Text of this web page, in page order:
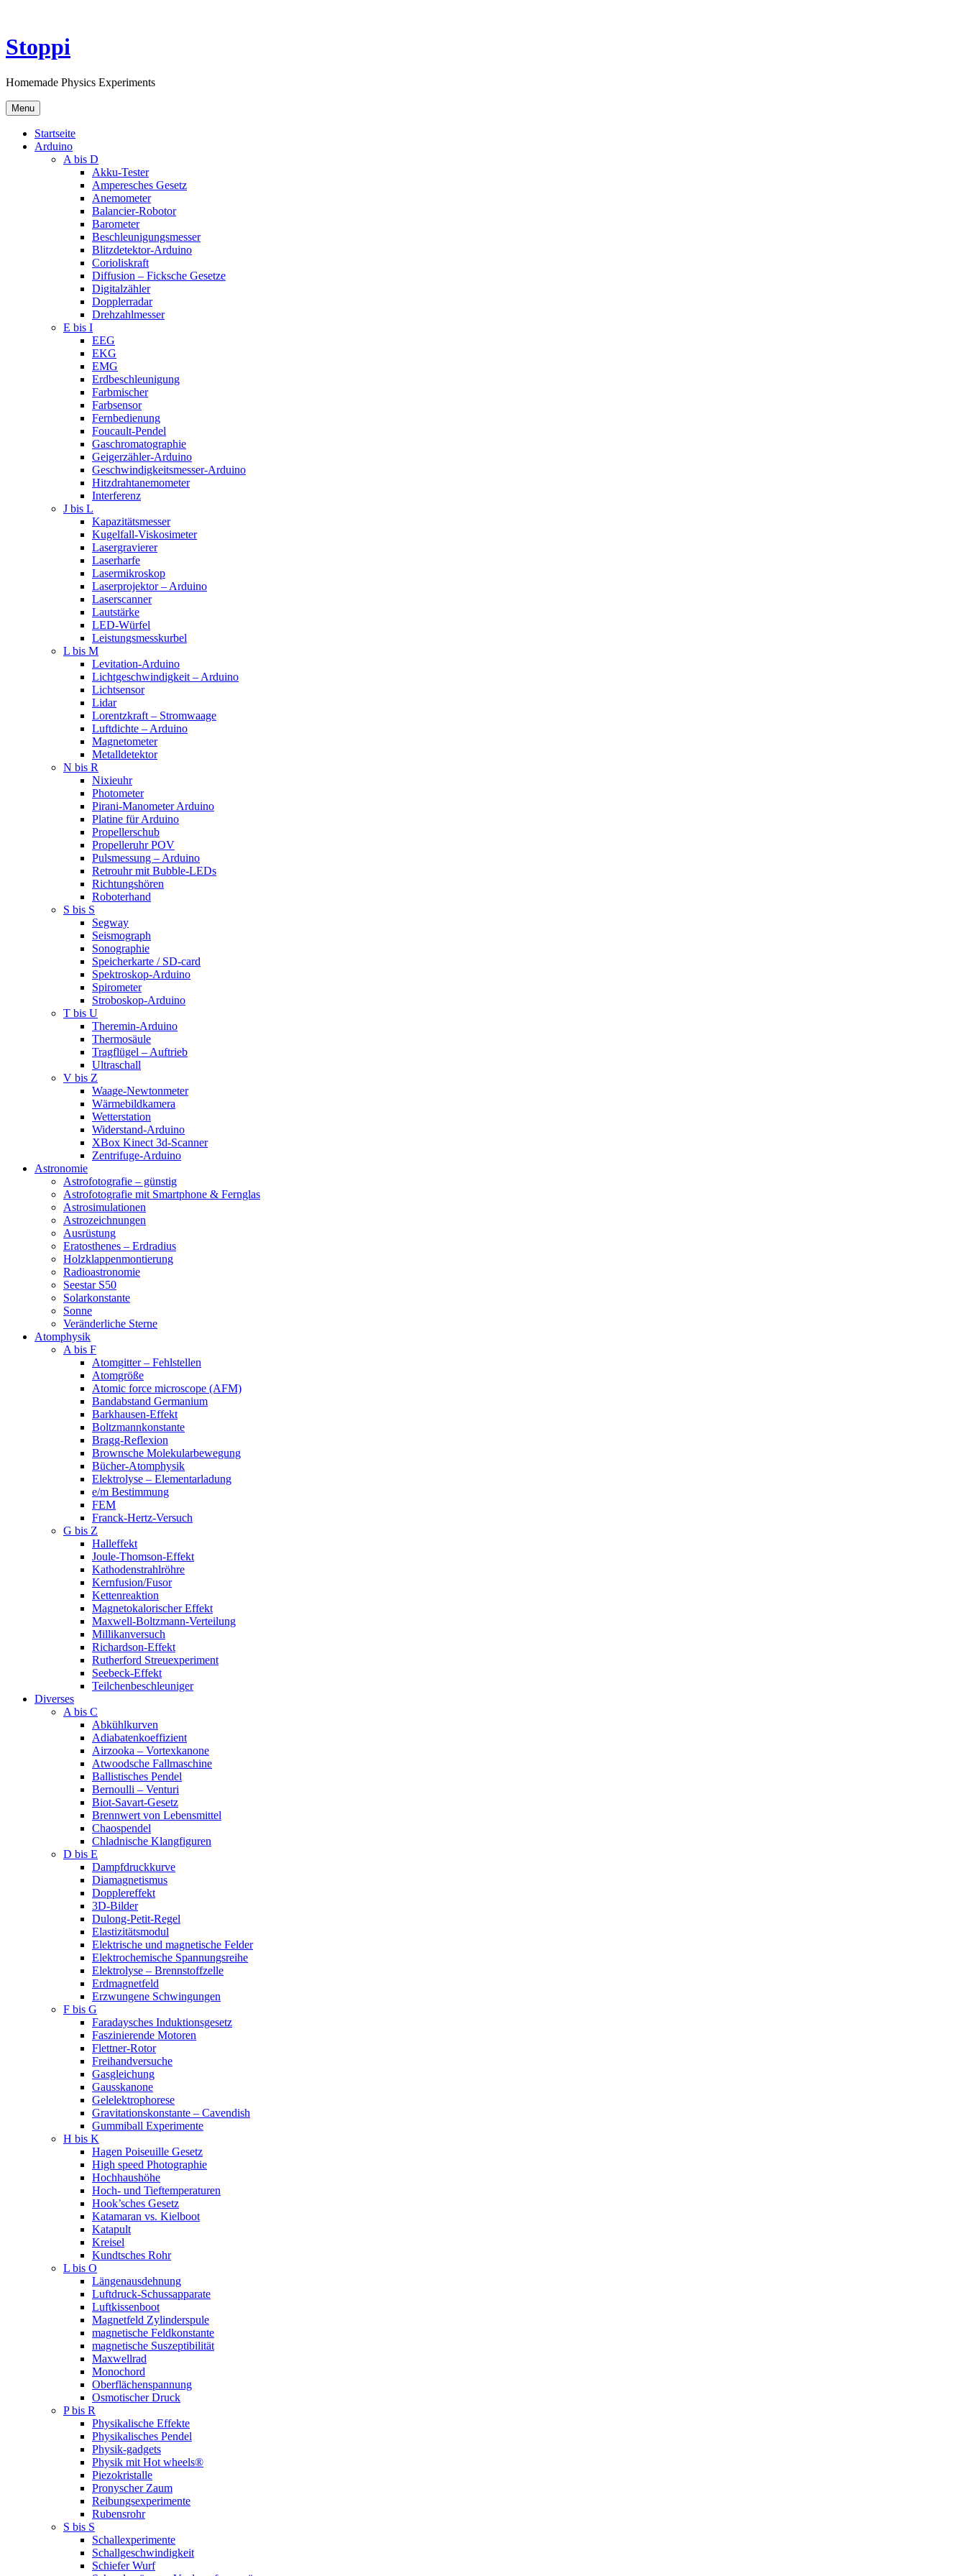
content
Stoppi
Homemade Physics Experiments
Menu
Startseite
Arduino
A bis D
Akku-Tester
Amperesches Gesetz
Anemometer
Balancier-Robotor
Barometer
Beschleunigungsmesser
Blitzdetektor-Arduino
Corioliskraft
Diffusion – Ficksche Gesetze
Digitalzähler
Dopplerradar
Drehzahlmesser
E bis I
EEG
EKG
EMG
Erdbeschleunigung
Farbmischer
Farbsensor
Fernbedienung
Foucault-Pendel
Gaschromatographie
Geigerzähler-Arduino
Geschwindigkeitsmesser-Arduino
Hitzdrahtanemometer
Interferenz
J bis L
Kapazitätsmesser
Kugelfall-Viskosimeter
Lasergravierer
Laserharfe
Lasermikroskop
Laserprojektor – Arduino
Laserscanner
Lautstärke
LED-Würfel
Leistungsmesskurbel
L bis M
Levitation-Arduino
Lichtgeschwindigkeit – Arduino
Lichtsensor
Lidar
Lorentzkraft – Stromwaage
Luftdichte – Arduino
Magnetometer
Metalldetektor
N bis R
Nixieuhr
Photometer
Pirani-Manometer Arduino
Platine für Arduino
Propellerschub
Propelleruhr POV
Pulsmessung – Arduino
Retrouhr mit Bubble-LEDs
Richtungshören
Roboterhand
S bis S
Segway
Seismograph
Sonographie
Speicherkarte / SD-card
Spektroskop-Arduino
Spirometer
Stroboskop-Arduino
T bis U
Theremin-Arduino
Thermosäule
Tragflügel – Auftrieb
Ultraschall
V bis Z
Waage-Newtonmeter
Wärmebildkamera
Wetterstation
Widerstand-Arduino
XBox Kinect 3d-Scanner
Zentrifuge-Arduino
Astronomie
Astrofotografie – günstig
Astrofotografie mit Smartphone & Fernglas
Astrosimulationen
Astrozeichnungen
Ausrüstung
Eratosthenes – Erdradius
Holzklappenmontierung
Radioastronomie
Seestar S50
Solarkonstante
Sonne
Veränderliche Sterne
Atomphysik
A bis F
Atomgitter – Fehlstellen
Atomgröße
Atomic force microscope (AFM)
Bandabstand Germanium
Barkhausen-Effekt
Boltzmannkonstante
Bragg-Reflexion
Brownsche Molekularbewegung
Bücher-Atomphysik
Elektrolyse – Elementarladung
e/m Bestimmung
FEM
Franck-Hertz-Versuch
G bis Z
Halleffekt
Joule-Thomson-Effekt
Kathodenstrahlröhre
Kernfusion/Fusor
Kettenreaktion
Magnetokalorischer Effekt
Maxwell-Boltzmann-Verteilung
Millikanversuch
Richardson-Effekt
Rutherford Streuexperiment
Seebeck-Effekt
Teilchenbeschleuniger
Diverses
A bis C
Abkühlkurven
Adiabatenkoeffizient
Airzooka – Vortexkanone
Atwoodsche Fallmaschine
Ballistisches Pendel
Bernoulli – Venturi
Biot-Savart-Gesetz
Brennwert von Lebensmittel
Chaospendel
Chladnische Klangfiguren
D bis E
Dampfdruckkurve
Diamagnetismus
Dopplereffekt
3D-Bilder
Dulong-Petit-Regel
Elastizitätsmodul
Elektrische und magnetische Felder
Elektrochemische Spannungsreihe
Elektrolyse – Brennstoffzelle
Erdmagnetfeld
Erzwungene Schwingungen
F bis G
Faradaysches Induktionsgesetz
Faszinierende Motoren
Flettner-Rotor
Freihandversuche
Gasgleichung
Gausskanone
Gelelektrophorese
Gravitationskonstante – Cavendish
Gummiball Experimente
H bis K
Hagen Poiseuille Gesetz
High speed Photographie
Hochhaushöhe
Hoch- und Tieftemperaturen
Hook’sches Gesetz
Katamaran vs. Kielboot
Katapult
Kreisel
Kundtsches Rohr
L bis O
Längenausdehnung
Luftdruck-Schussapparate
Luftkissenboot
Magnetfeld Zylinderspule
magnetische Feldkonstante
magnetische Suszeptibilität
Maxwellrad
Monochord
Oberflächenspannung
Osmotischer Druck
P bis R
Physikalische Effekte
Physikalisches Pendel
Physik-gadgets
Physik mit Hot wheels®
Piezokristalle
Pronyscher Zaum
Reibungsexperimente
Rubensrohr
S bis S
Schallexperimente
Schallgeschwindigkeit
Schiefer Wurf